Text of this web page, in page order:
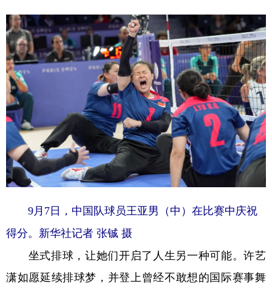
9月7日，中国队球员王亚男（中）在比赛中庆祝
得分。新华社记者 张铖 摄
坐式排球，让她们开启了人生另一种可能。许艺
潇如愿延续排球梦，并登上曾经不敢想的国际赛事舞